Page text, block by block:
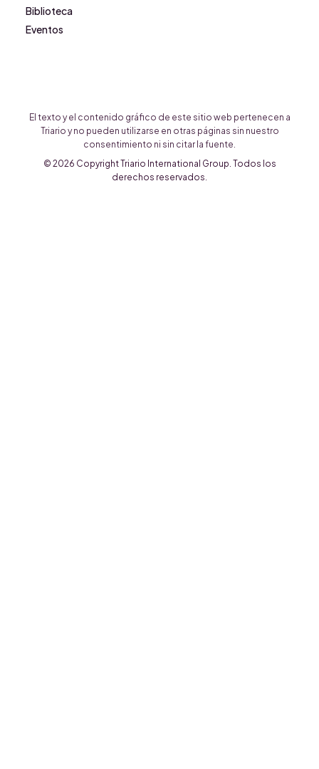
Biblioteca
Eventos
El texto y el contenido gráfico de este sitio web pertenecen a
Triario y no pueden utilizarse en otras páginas sin nuestro
consentimiento ni sin citar la fuente.
© 2026 Copyright Triario International Group. Todos los
derechos reservados.